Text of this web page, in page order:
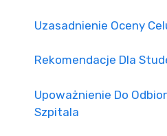
Uzasadnienie Oceny
Rekomendacje Dla
Upoważnienie Do
Szpitala